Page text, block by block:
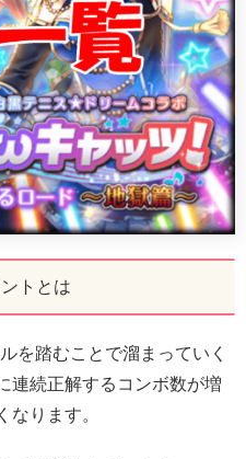
トとは
を踏むことで溜まっていく
連続正解するコンボ数が増
なります。